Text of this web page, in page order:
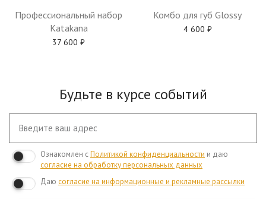
Профессиональный набор
Katakana
37 600 ₽
Комбо для губ Glossy
4 600 ₽
Будьте в курсе событий
Ознакомлен сПолитикой конфиденциальности и даю
согласие на обработку персональных данных
Даю согласие на информационные и рекламные рассылки